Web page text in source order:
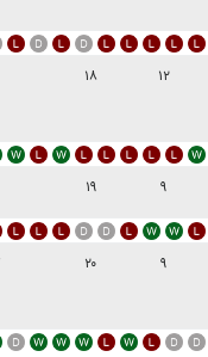
۱۲ ۱۸
۹ ۱۹
۹ ۲۰